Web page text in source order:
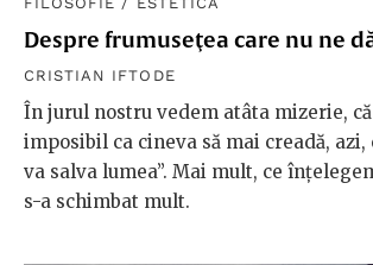
Despre frumuseţea care nu ne
CRISTIAN IFTODE
În jurul nostru vedem atâta mizerie,
imposibil ca cineva să mai creadă, azi,
va salva lumea”. Mai mult, ce
s-a schimbat mult.